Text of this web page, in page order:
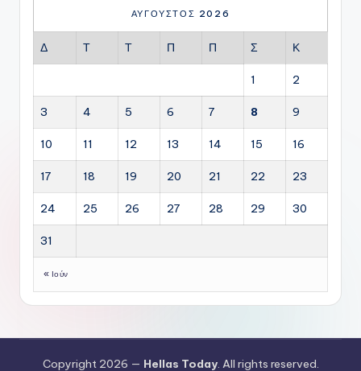
ΑΎΓΟΥΣΤΟΣ 2026
Δ Τ Τ Π Π Σ Κ
1 2
3 4 5 6 7 8 9
10 11 12 13 14 15 16
17 18 19 20 21 22 23
24 25 26 27 28 29 30
31
« Ιούν
Copyright 2026 — Hellas Today. All rights reserved.